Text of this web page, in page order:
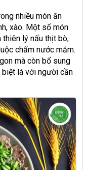
nhiều món ăn
xào. Một số món
thiên lý nấu thịt bò,
chấm nước mắm.
mà còn bổ sung
là với người cần